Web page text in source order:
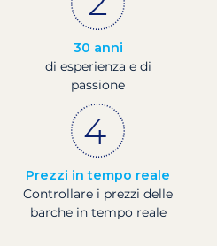
30 anni
di esperienza e di
passione
Prezzi in tempo reale
Controllare i prezzi delle
barche in tempo reale